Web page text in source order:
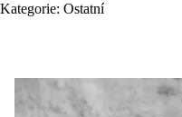
Kategorie: Ostatní